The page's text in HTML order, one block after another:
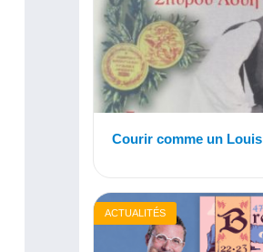
Courir comme un Louis
ACTUALITÉS